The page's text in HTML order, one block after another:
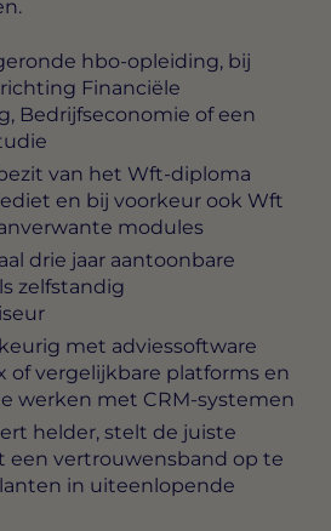
hbo-opleiding, bij
Financiële
Bedrijfseconomie of een
van het Wft-diploma
en bij voorkeur ook Wft
modules
drie jaar aantoonbare
zelfstandig
met adviessoftware
of vergelijkbare platforms en
werken met CRM-systemen
helder, stelt de juiste
een vertrouwensband op te
in uiteenlopende